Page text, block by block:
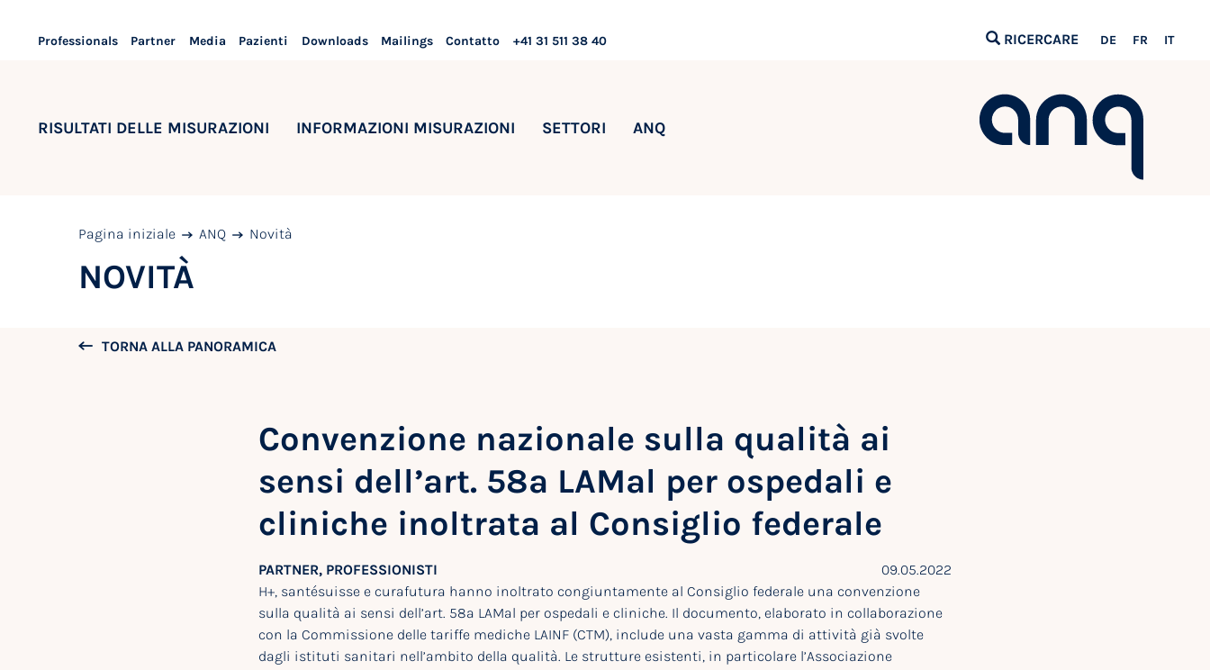
Professionals Partner Media Pazienti Downloads Mailings Contatto +41 31 511 38 40 RICERCARE DE FR IT
RISULTATI DELLE MISURAZIONI INFORMAZIONI MISURAZIONI SETTORI ANQ
Pagina iniziale ANQ Novità
NOVITÀ
TORNA ALLA PANORAMICA
Convenzione nazionale sulla qualità ai
sensi dell’art. 58a LAMal per ospedali e
cliniche inoltrata al Consiglio federale
PARTNER, PROFESSIONISTI
09.05.2022
H+, santésuisse e curafutura hanno inoltrato congiuntamente al Consiglio federale una convenzione
sulla qualità ai sensi dell’art. 58a LAMal per ospedali e cliniche. Il documento, elaborato in collaborazione
con la Commissione delle tariffe mediche LAINF (CTM), include una vasta gamma di attività già svolte
dagli istituti sanitari nell’ambito della qualità. Le strutture esistenti, in particolare l’Associazione